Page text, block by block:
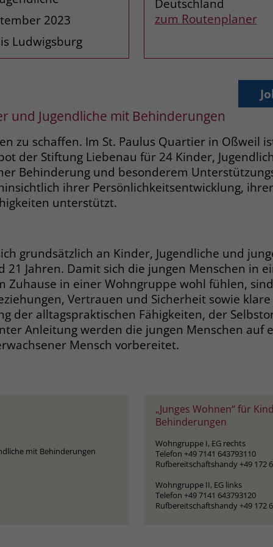
2023
Ludwigsburg
Deutschland
zum Routenplaner
und Jugendliche mit Behinderungen
zu schaffen. Im St. Paulus Quartier in Oßweil
der Stiftung Liebenau für 24 Kinder,
Behinderung und besonderem
ihrer Persönlichkeitsentwicklung,
unterstützt.
grundsätzlich an Kinder, Jugendliche und
21 Jahren. Damit sich die jungen Menschen in
Zuhause in einer Wohngruppe wohl fühlen,
Vertrauen und Sicherheit sowie klare
der alltagspraktischen Fähigkeiten, der
Anleitung werden die jungen Menschen auf
Mensch vorbereitet.
mit Behinderungen
„Junges Wohnen“ für
Behinderungen
Wohngruppe I, EG rechts
Telefon +49 7141 643793110
Rufbereitschaftshandy +49 172
Wohngruppe II, EG links
Telefon +49 7141 643793120
Rufbereitschaftshandy +49 172
Name
Anbieter stiftung-liebenau.de
Seitenanfragen bei.
Name cookie_optin
Anbieter www.stiftung-liebenau.de
Laufzeit 1 Monat
Name __cf_bm
Anbieter .fonts.net
Laufzeit 30 Minuten
Behält die Zustände des Benutzers bei allen
Seitenanfragen bei.
Zweck
dass Aktionen, die bei späteren Besuchen
derselben Website durchgeführt werden, mit
derselben Benutzerkennung verknüpft
werden.
Anbieter www.clarity.ms
Laufzeit 1 Jahr
Zweck
Microsoft Clarity setzt dieses Cookie, um die
Seitenaufrufe eines Benutzers zu speichern
und in einer einzigen Sitzungsaufzeichnung
zusammenzufassen.
Name _gcl_au
Anbieter Google Ads
Laufzeit 90 Tage
Zweck Enthält eine zufallsgenerierte User-ID.
Dieses Cookie wird gesetzt, wenn ein User
über einen Klick auf eine Google
enthält Informationen darüber, welche
Werbeanzeige geklickt wurde, sodass erzielte